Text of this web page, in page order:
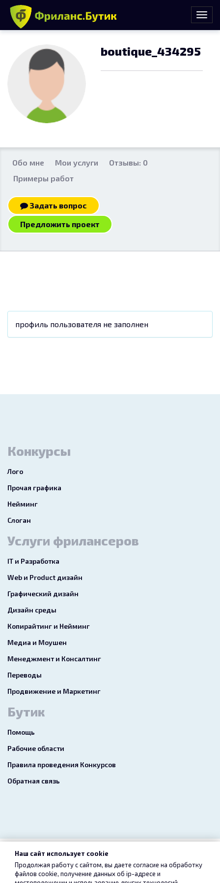
boutique_434295
Обо мне Мои услуги
Отзывы: 0
Примеры работ
Задать вопрос
Предложить проект
профиль пользователя не заполнен
Конкурсы
Лого
Прочая графика
Нейминг
Слоган
Услуги фрилансеров
IT и Разработка
Web и Product дизайн
Графический дизайн
Дизайн среды
Копирайтинг и Нейминг
Медиа и Моушен
Менеджмент и Консалтинг
Переводы
Продвижение и Маркетинг
Бутик
Помощь
Рабочие области
Правила проведения Конкурсов
Обратная связь
2026 freelance.boutique
Пользовательское соглашение Конфиденциальность
Наш сайт использует cookie
Продолжая работу с сайтом, вы даете согласие на обработку
файлов cookie, получение данных об ip-адресе и